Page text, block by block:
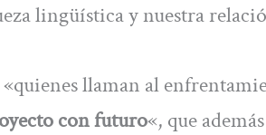
lingüística y nuestra
llaman al
con futuro«, que